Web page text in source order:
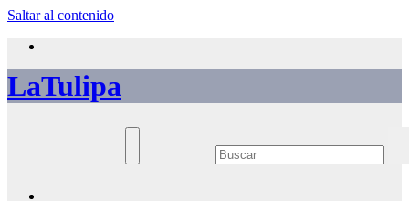
Saltar al contenido
LaTulipa